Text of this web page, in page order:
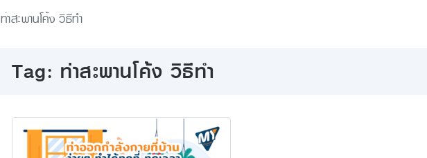
ท่าสะพานโค้ง วิธีทํา
Tag: ท่าสะพานโค้ง วิธีทํา